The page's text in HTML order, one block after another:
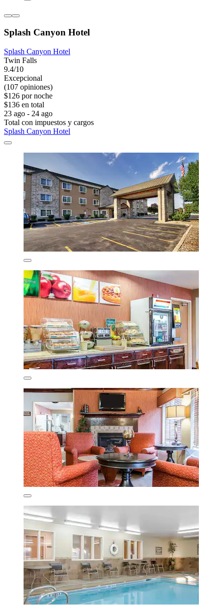
Splash Canyon Hotel
Splash Canyon Hotel
Twin Falls
9.4/10
Excepcional
(107 opiniones)
$126 por noche
$136 en total
23 ago - 24 ago
Total con impuestos y cargos
Splash Canyon Hotel